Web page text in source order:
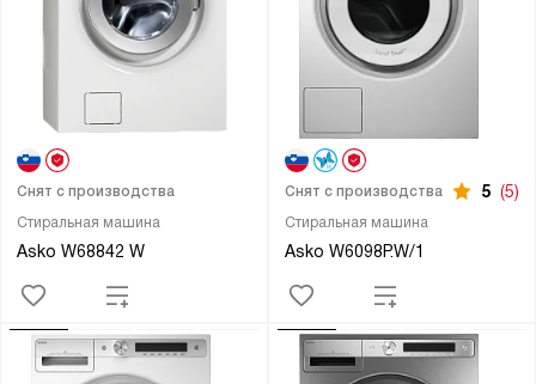
Стиральная машина
Asko W68842 W
Снят с производства
Стиральная машина
Asko W6098P.W/1
Снят с производства 5 (5)